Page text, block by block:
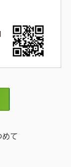
めて